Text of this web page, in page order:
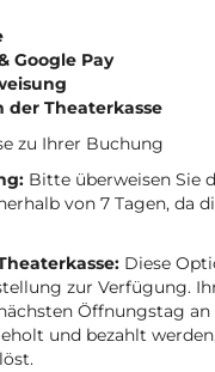
Google Pay
der Theaterkasse
zu Ihrer Buchung
Bitte überweisen Sie
von 7 Tagen, da
Diese
zur Verfügung.
Öffnungstag an
und bezahlt